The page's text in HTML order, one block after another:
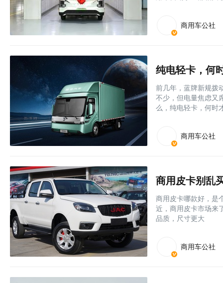
商用车公社
纯电轻卡，何
前几年，蓝牌新规拨
不少，但电量焦虑又
么，纯电轻卡，何时
商用车公社
商用皮卡别乱
商用皮卡哪款好，是
近，商用皮卡市场来
品质，尺寸更大
商用车公社